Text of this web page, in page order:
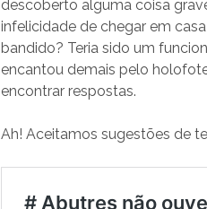
descoberto alguma coisa
infelicidade de chegar em
bandido? Teria sido um
encantou demais pelo
encontrar respostas.
Ah! Aceitamos sugestões de